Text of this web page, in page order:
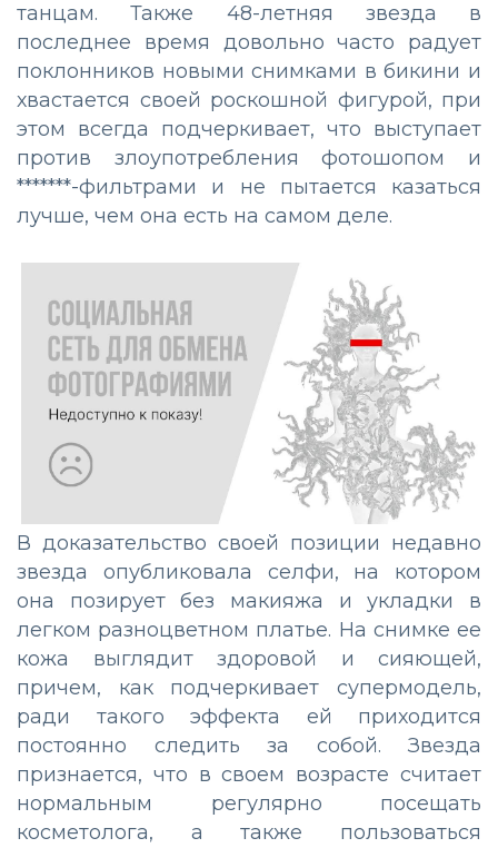
танцам. Также 48-летняя звезда в
последнее время довольно часто радует
поклонников новыми снимками в бикини и
хвастается своей роскошной фигурой, при
этом всегда подчеркивает, что выступает
против злоупотребления фотошопом и
*******-фильтрами и не пытается казаться
лучше, чем она есть на самом деле.
В доказательство своей позиции недавно
звезда опубликовала селфи, на котором
она позирует без макияжа и укладки в
легком разноцветном платье. На снимке ее
кожа выглядит здоровой и сияющей,
причем, как подчеркивает супермодель,
ради такого эффекта ей приходится
постоянно следить за собой. Звезда
признается, что в своем возрасте считает
нормальным регулярно посещать
косметолога, а также пользоваться